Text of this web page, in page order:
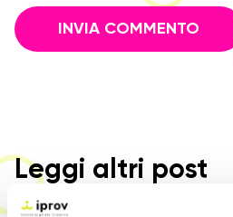
Leggi altri post